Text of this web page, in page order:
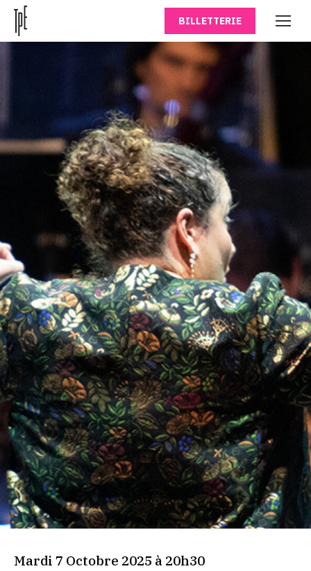
BILLETTERIE
Mardi 7 Octobre 2025 à 20h30